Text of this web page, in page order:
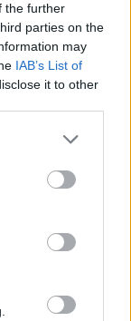
the further
parties on the
may
IAB’s List of
it to other
more Google
may click to
party tags to
below Google